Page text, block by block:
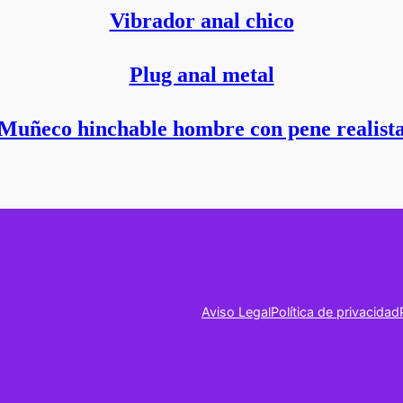
Vibrador anal chico
Plug anal metal
hinchable hombre con pene
Aviso LegalPolítica de privacidad